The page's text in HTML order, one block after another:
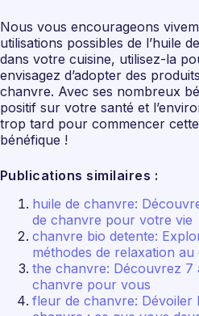
Nous vous encourageons
utilisations possibles de l’huile
dans votre cuisine, utilisez-la
envisagez d’adopter des
chanvre. Avec ses nombreux
positif sur votre santé et
trop tard pour commencer
bénéfique !
Publications similaires :
huile de chanvre:
de chanvre pour votre vie
chanvre bio detente:
méthodes de relaxation
the chanvre: Découvrez 7
chanvre pour vous
fleur de chanvre: Dévoiler